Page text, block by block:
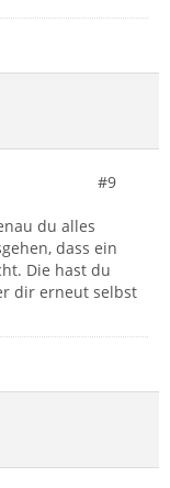
#9
du alles
dass ein
Die hast du
dir erneut selbst